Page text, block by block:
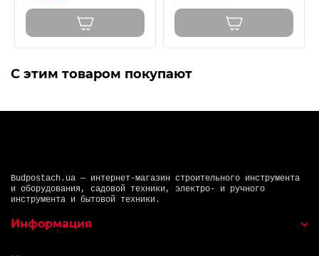
С этим товаром покупают
Budpostach.ua — интернет-магазин строительного инструмента
и оборудования, садовой техники, электро- и ручного
инструмента и бытовой техники.
Информация